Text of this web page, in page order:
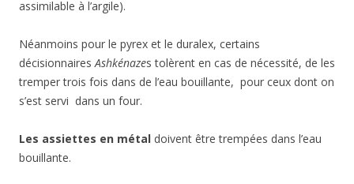
assimilable à l’argile).
Néanmoins pour le pyrex et le duralex, certains
décisionnaires Ashkénazes tolèrent en cas de nécessité, de les
tremper trois fois dans de l’eau bouillante, pour ceux dont on
s’est servi dans un four.
Les assiettes en métal doivent être trempées dans l’eau
bouillante.